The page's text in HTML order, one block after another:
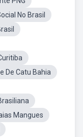
No Brasil
De Catu Bahia
Mangues